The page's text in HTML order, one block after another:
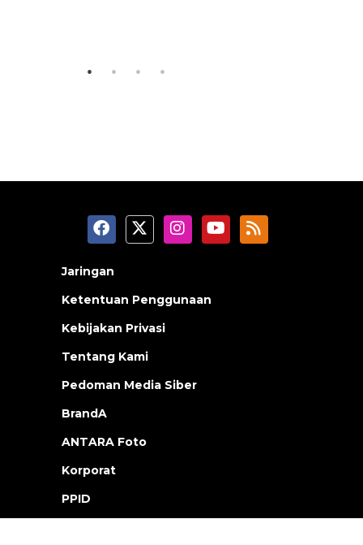
Jaringan
Ketentuan Penggunaan
Kebijakan Privasi
Tentang Kami
Pedoman Media Siber
BrandA
ANTARA Foto
Korporat
PPID